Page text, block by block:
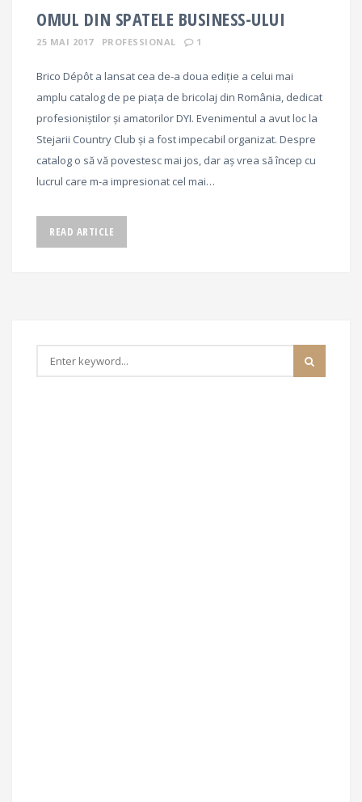
OMUL DIN SPATELE BUSINESS-ULUI
25 MAI 2017 PROFESSIONAL 1
Brico Dépôt a lansat cea de-a doua ediție a celui mai
amplu catalog de pe piața de bricolaj din România, dedicat
profesioniștilor și amatorilor DYI. Evenimentul a avut loc la
Stejarii Country Club și a fost impecabil organizat. Despre
catalog o să vă povestesc mai jos, dar aș vrea să încep cu
lucrul care m-a impresionat cel mai…
READ ARTICLE